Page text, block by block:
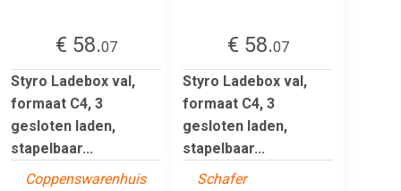
€ 58.07
Styro Ladebox val,
formaat C4, 3
gesloten laden,
stapelbaar...
Coppenswarenhuis
€ 58.07
Styro Ladebox val,
formaat C4, 3
gesloten laden,
stapelbaar...
Schafer